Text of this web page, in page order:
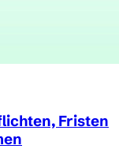
Fristen